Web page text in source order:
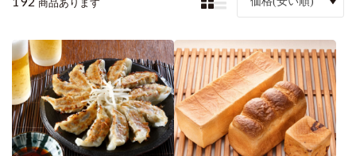
商品あります